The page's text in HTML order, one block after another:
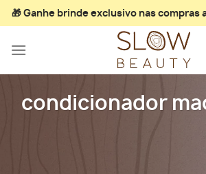
Skip
to
🎁 Ganhe brinde exclusivonas compras
condicionador